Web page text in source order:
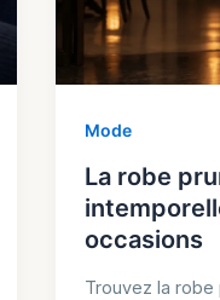
Mode
La robe
occasions
Trouvez la